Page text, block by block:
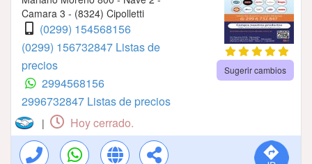
Camara 3 - (8324) Cipolletti
(0299) 154568156
(0299) 156732847 Listas de
precios
2994568156
2996732847 Listas de precios
Sugerir cambios
| Hoy cerrado.